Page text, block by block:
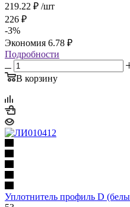
219.22 ₽ /шт
226 ₽
-3%
Экономия 6.78 ₽
Подробности
В корзину
Уплотнитель профиль D